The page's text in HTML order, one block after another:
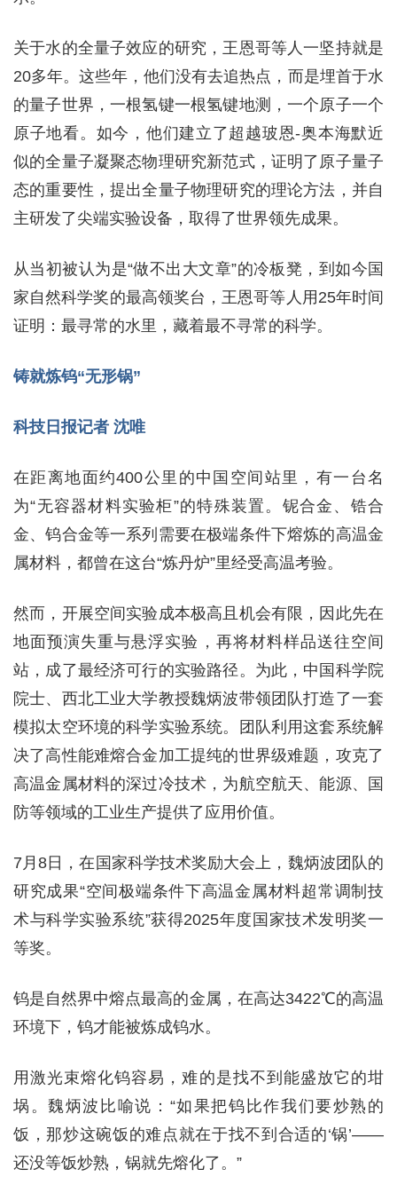
关于水的全量子效应的研究，王恩哥等人一坚持就是
20多年。这些年，他们没有去追热点，而是埋首于水
的量子世界，一根氢键一根氢键地测，一个原子一个
原子地看。如今，他们建立了超越玻恩-奥本海默近
似的全量子凝聚态物理研究新范式，证明了原子量子
态的重要性，提出全量子物理研究的理论方法，并自
主研发了尖端实验设备，取得了世界领先成果。
从当初被认为是“做不出大文章”的冷板凳，到如今国
家自然科学奖的最高领奖台，王恩哥等人用25年时间
证明：最寻常的水里，藏着最不寻常的科学。
铸就炼钨“无形锅”
科技日报记者 沈唯
在距离地面约400公里的中国空间站里，有一台名
为“无容器材料实验柜”的特殊装置。铌合金、锆合
金、钨合金等一系列需要在极端条件下熔炼的高温金
属材料，都曾在这台“炼丹炉”里经受高温考验。
然而，开展空间实验成本极高且机会有限，因此先在
地面预演失重与悬浮实验，再将材料样品送往空间
站，成了最经济可行的实验路径。为此，中国科学院
院士、西北工业大学教授魏炳波带领团队打造了一套
模拟太空环境的科学实验系统。团队利用这套系统解
决了高性能难熔合金加工提纯的世界级难题，攻克了
高温金属材料的深过冷技术，为航空航天、能源、国
防等领域的工业生产提供了应用价值。
7月8日，在国家科学技术奖励大会上，魏炳波团队的
研究成果“空间极端条件下高温金属材料超常调制技
术与科学实验系统”获得2025年度国家技术发明奖一
等奖。
钨是自然界中熔点最高的金属，在高达3422℃的高温
环境下，钨才能被炼成钨水。
用激光束熔化钨容易，难的是找不到能盛放它的坩
埚。魏炳波比喻说：“如果把钨比作我们要炒熟的
饭，那炒这碗饭的难点就在于找不到合适的‘锅’——
还没等饭炒熟，锅就先熔化了。”